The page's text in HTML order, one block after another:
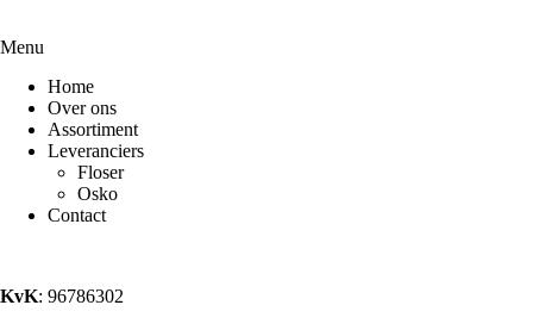
Menu
Home
Over ons
Assortiment
Leveranciers
Floser
Osko
Contact
KvK: 96786302